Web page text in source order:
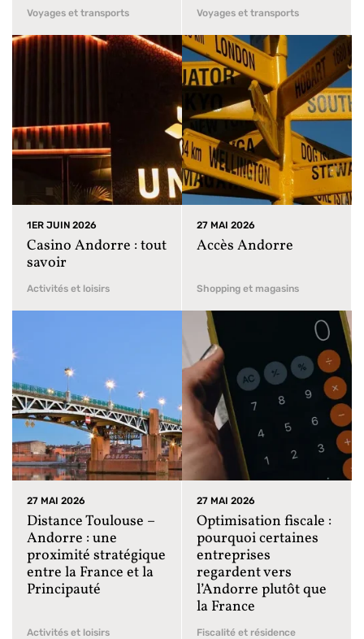
Voyages et transports Voyages et transports
1ER JUIN 2026
Casino Andorre : tout
savoir
Activités et loisirs
27 MAI 2026
Accès Andorre
Shopping et magasins
27 MAI 2026
Distance Toulouse –
Andorre : une
proximité stratégique
entre la France et la
Principauté
Activités et loisirs
27 MAI 2026
Optimisation fiscale :
pourquoi certaines
entreprises
regardent vers
l’Andorre plutôt que
la France
Fiscalité et résidence